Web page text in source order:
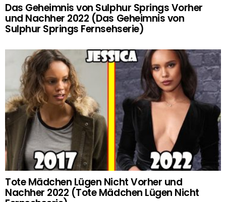
Das Geheimnis von Sulphur Springs Vorher
und Nachher 2022 (Das Geheimnis von
Sulphur Springs Fernsehserie)
Tote Mädchen Lügen Nicht Vorher und
Nachher 2022 (Tote Mädchen Lügen Nicht